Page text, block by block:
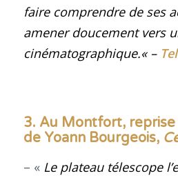
faire comprendre de ses
amener doucement vers
cinématographique.« –
3. Au Montfort,
de Yoann Bourgeois,
– « Le plateau télescope